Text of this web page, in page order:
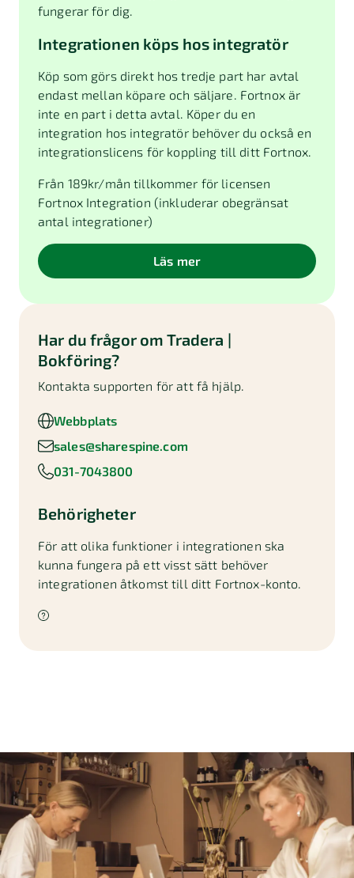
fungerar för dig.
Integrationen köps hos integratör
Köp som görs direkt hos tredje part har avtal
endast mellan köpare och säljare. Fortnox är
inte en part i detta avtal. Köper du en
integration hos integratör behöver du också en
integrationslicens för koppling till ditt Fortnox.
Från 189kr/mån tillkommer för licensen
Fortnox Integration (inkluderar obegränsat
antal integrationer)
Läs mer
Har du frågor omTradera |
Bokföring?
Kontakta supporten för att få hjälp.
Webbplats
sales@sharespine.com
031-7043800
Behörigheter
För att olika funktioner i integrationen ska
kunna fungera på ett visst sätt behöver
integrationen åtkomst till ditt Fortnox-konto.